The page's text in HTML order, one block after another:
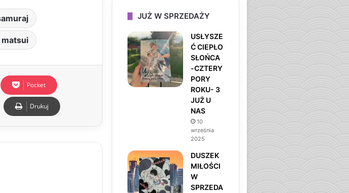
Pocket
Drukuj
e
b
o
o
t
a
g
r
a
m
o
k
JUŻ W SPRZEDAŻY
USŁYSZE
Ć CIEPŁO
SŁOŃCA
-CZTERY
PORY
ROKU- 3
JUŻ U
NAS
10
września
2025
DUSZEK
MIŁOŚCI
W
SPRZEDA